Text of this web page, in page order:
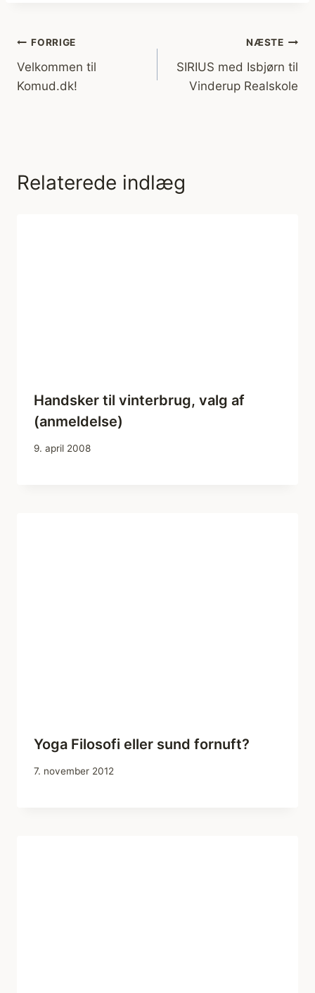
Indlægsnavigation
FORRIGE
Velkommen til
Komud.dk!
NÆSTE
SIRIUS med Isbjørn til
Vinderup Realskole
Relaterede indlæg
Handsker til vinterbrug, valg af
(anmeldelse)
9. april 2008
Yoga Filosofi eller sund fornuft?
7. november 2012